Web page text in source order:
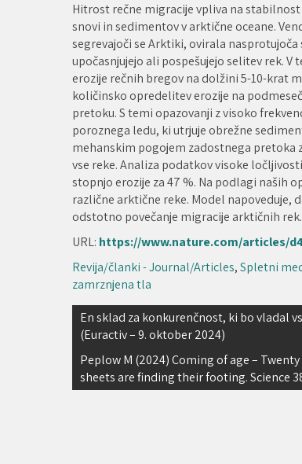
Hitrost rečne migracije vpliva na
snovi in sedimentov v arktične oceane.
segrevajoči se Arktiki, ovirala
upočasnjujejo ali pospešujejo selitev rek.
erozije rečnih bregov na dolžini 5-10-krat
količinsko opredelitev erozije na
pretoku. S temi opazovanji z visoko
poroznega ledu, ki utrjuje obrežne
mehanskim pogojem zadostnega pretoka
vse reke. Analiza podatkov visoke
stopnjo erozije za 47 %. Na podlagi naših
različne arktične reke. Model napoveduje,
odstotno povečanje migracije arktičnih rek.
URL: https://www.nature.com/articles/
Revija/članki - Journal/Articles,Spletni
zamrznjena tla
Navigacija
prispevka
En sklad za konkurenčnost, ki bo vladal
(Euractiv – 9. oktober 2024)
Peplow M (2024) Coming of age –
sheets are finding their footing. Science